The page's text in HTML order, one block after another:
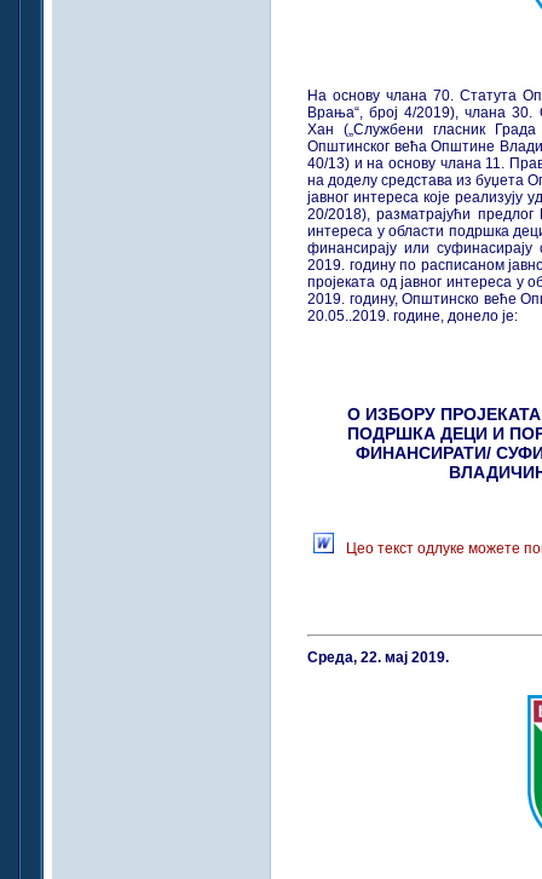
На основу члана 70. Статута
Врања“, број 4/2019), члана
Хан („Службени гласник
Општинског већа Општине
40/13) и на основу члана 11.
на доделу средстава из буџета
јавног интереса које
20/2018), разматрајући предлог
интереса у области подршка
финансирају или
2019. годину по расписаном
пројеката од јавног интереса
2019. годину, Општинско веће
20.05..2019. године, донело је:
О ИЗБОРУ
ПОДРШКА ДЕЦИ И
ФИНАНСИРАТИ/
Цео текст одлуке можете
Среда, 22. мај 2019.